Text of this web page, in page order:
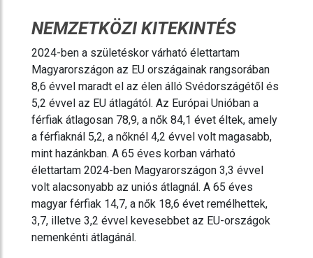
NEMZETKÖZI KITEKINTÉS
2024-ben a születéskor várható élettartam
Magyarországon az EU országainak rangsorában
8,6 évvel maradt el az élen álló Svédországétől és
5,2 évvel az EU átlagától. Az Európai Unióban a
férfiak átlagosan 78,9, a nők 84,1 évet éltek, amely
a férfiaknál 5,2, a nőknél 4,2 évvel volt magasabb,
mint hazánkban. A 65 éves korban várható
élettartam 2024-ben Magyarországon 3,3 évvel
volt alacsonyabb az uniós átlagnál. A 65 éves
magyar férfiak 14,7, a nők 18,6 évet remélhettek,
3,7, illetve 3,2 évvel kevesebbet az EU-országok
nemenkénti átlagánál.